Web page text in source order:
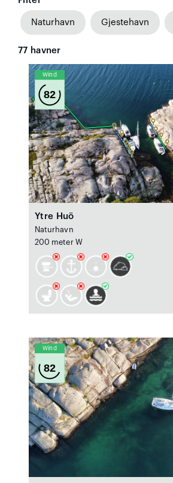
Naturhavn Gjestehavn
77 havner
Wind
82
Ytre Huö
Naturhavn
200 meter W
Wind
82